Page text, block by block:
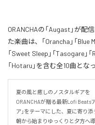
ORANCHAの「Augast」が
た楽曲は、「Orancha」「Blue
「Sweet Sleep」「Tasogare」
「Hotaru」を含む全10曲とな
夏の風と癒しのノスタルギアを
ORANCHAが贈る最新Lofi Beats
ア」をテーマにした、夏に寄り添
朝から始まりゆっくりと夕方へ